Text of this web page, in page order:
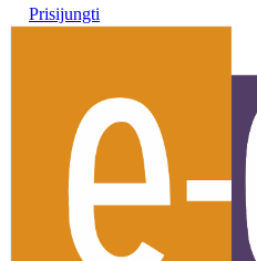
Prisijungti